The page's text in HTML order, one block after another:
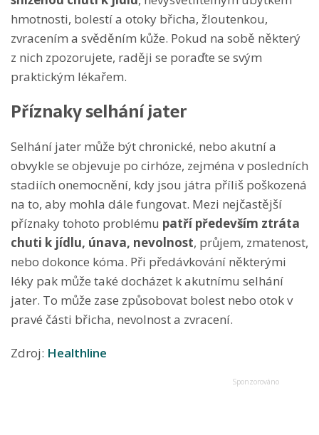
hmotnosti, bolestí a otoky břicha, žloutenkou,
zvracením a svěděním kůže. Pokud na sobě některý
z nich zpozorujete, raději se poraďte se svým
praktickým lékařem.
Příznaky selhání jater
Selhání jater může být chronické, nebo akutní a
obvykle se objevuje po cirhóze, zejména v posledních
stadiích onemocnění, kdy jsou játra příliš poškozená
na to, aby mohla dále fungovat. Mezi nejčastější
příznaky tohoto problému patří především ztráta
chuti k jídlu, únava, nevolnost, průjem, zmatenost,
nebo dokonce kóma. Při předávkování některými
léky pak může také docházet k akutnímu selhání
jater. To může zase způsobovat bolest nebo otok v
pravé části břicha, nevolnost a zvracení.
Zdroj: Healthline